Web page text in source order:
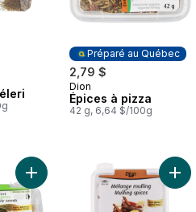
Préparé au Québec
2,79 $
Préparé au Québec
Dion
Épices à pizza
42 g, 6,64 $/100g
à la grecque au panier
Ajouter Graines de céleri